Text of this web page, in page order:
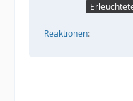
Reaktionen